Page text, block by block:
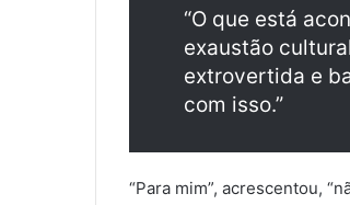
“O que está
exaustão
extrovertida e
com isso.”
“Para mim”, acrescentou,